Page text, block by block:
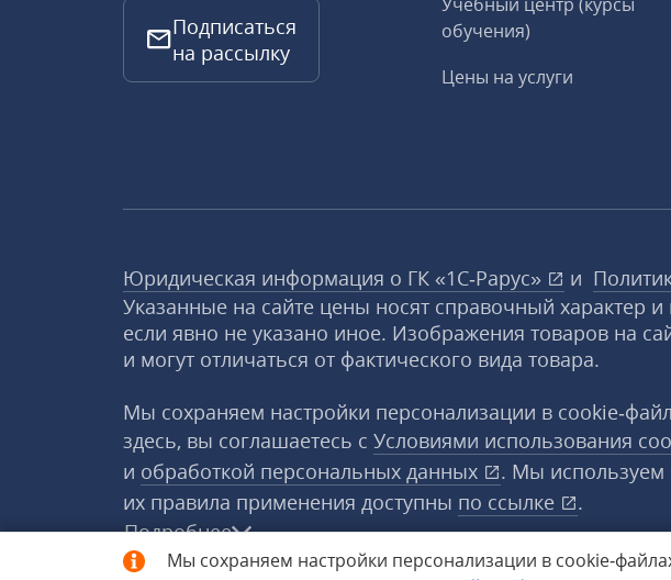
Мы сохраняем настройки персонализации в
Подписаться
на рассылку
обучения)
Цены на услуги
Юридическая информация о ГК «1С‑Рарус» и
Указанные на сайте цены носят справочный характер
если явно не указано иное. Изображения товаров на
и могут отличаться от фактического вида товара.
Мы сохраняем настройки персонализации в
здесь, вы соглашаетесь с Условиями использования
и обработкой персональных данных
. Мы используем
их правила применения доступны по ссылке
.
Подробнее